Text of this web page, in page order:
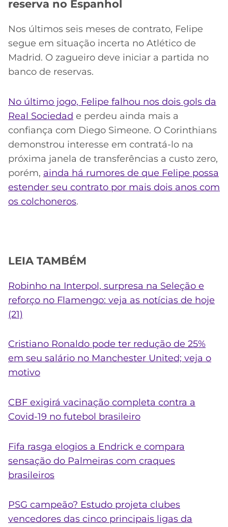
reserva no Espanhol
Nos últimos seis meses de contrato, Felipe
segue em situação incerta no Atlético de
Madrid. O zagueiro deve iniciar a partida no
banco de reservas.
No último jogo, Felipe falhou nos dois gols da
Real Sociedad e perdeu ainda mais a
confiança com Diego Simeone. O Corinthians
demonstrou interesse em contratá-lo na
próxima janela de transferências a custo zero,
porém, ainda há rumores de que Felipe possa
estender seu contrato por mais dois anos com
os colchoneros.
LEIA TAMBÉM
Robinho na Interpol, surpresa na Seleção e
reforço no Flamengo: veja as notícias de hoje
(21)
Cristiano Ronaldo pode ter redução de 25%
em seu salário no Manchester United; veja o
motivo
CBF exigirá vacinação completa contra a
Covid-19 no futebol brasileiro
Fifa rasga elogios a Endrick e compara
sensação do Palmeiras com craques
brasileiros
PSG campeão? Estudo projeta clubes
vencedores das cinco principais ligas da